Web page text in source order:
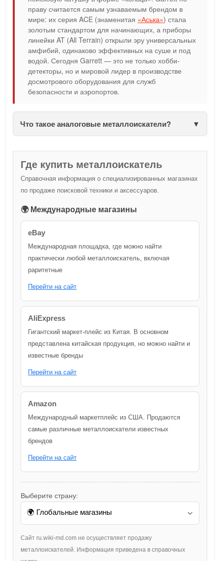
праву считается самым узнаваемым брендом в
мире: их серия ACE (знаменитая «Аська») стала
золотым стандартом для начинающих, а приборы
линейки AT (All Terrain) открыли эру универсальных
амфибий, одинаково эффективных на суше и под
водой. Сегодня Garrett — это не только хобби-
детекторы, но и мировой лидер в производстве
досмотрового оборудования для служб
безопасности и аэропортов.
Что такое аналоговые металлоискатели?
Где купить металлоискатель
Справочная информация о специализированных магазинах
по продаже поисковой техники и аксессуаров.
🌍 Международные магазины
eBay
Международная площадка, где можно найти
практически любой металлоискатель, включая
раритетные
Перейти на сайт
AliExpress
Гигантский маркет-плейс из Китая. В основном
представлена китайская продукция, но можно найти и
известные бренды
Перейти на сайт
Amazon
Международный маркетплейс из США. Продаются
самые различные металлоискатели известных
брендов
Перейти на сайт
Выберите страну:
Сайт ru.wiki-md.com не осуществляет продажу
металлоискателей. Информация приведена в справочных